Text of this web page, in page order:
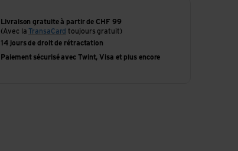
Livraison gratuite à partir de CHF 99
(Avec laTransaCard toujours gratuit)
14 jours de droit de rétractation
Paiement sécurisé avec Twint, Visa et plus encore